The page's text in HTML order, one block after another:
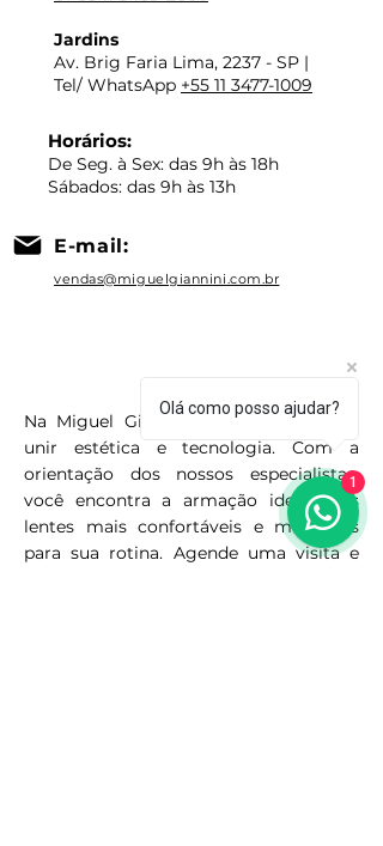
Jardins
Av. Brig Faria Lima, 2237 - SP |
Tel/ WhatsApp +55 11 3477-1009
Horários:
De Seg. à Sex: das 9h às 18h
​Sábados: das 9h às 13h
E-mail:
vendas@miguelgiannini.com.br
Na Miguel Giannini, ajudamos você a
unir estética e tecnologia. Com a
orientação dos nossos especialistas,
você encontra a armação ideal e as
lentes mais confortáveis e modernas
para sua rotina. Agende uma visita e
Olá como posso ajudar?
1